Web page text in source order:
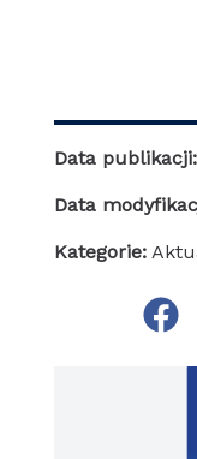
Data publikacji:
Data
Kategorie: